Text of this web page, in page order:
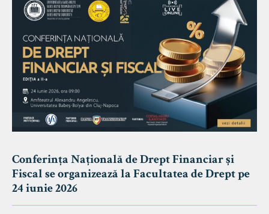
Conferința Națională de Drept Financiar și
Fiscal se organizează la Facultatea de Drept pe
24 iunie 2026